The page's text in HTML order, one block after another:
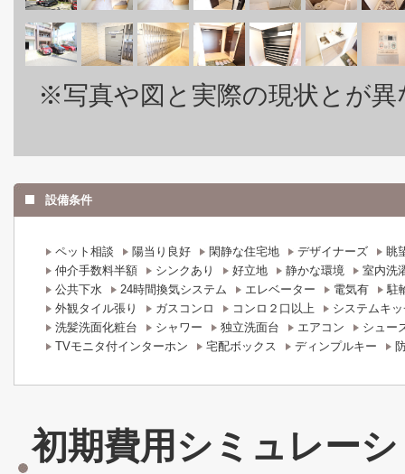
※写真や図と実際の現状とが
設備条件
ペット相談 陽当り良好 閑静な住宅地 デザイナーズ
眺
仲介手数料半額
シンクあり 好立地 静かな環境
室内洗
公共下水
24時間換気システム エレベーター 電気有
駐
外観タイル張り
ガスコンロ コンロ２口以上
システムキ
洗髪洗面化粧台
シャワー 独立洗面台 エアコン
シュー
TVモニタ付インターホン
宅配ボックス ディンプルキー
初期費用シミュレー